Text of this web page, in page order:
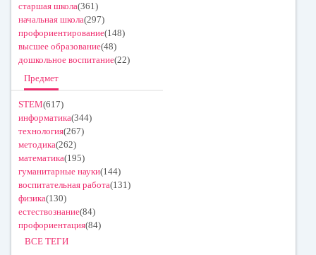
старшая школа(361)
начальная школа(297)
профориентирование(148)
высшее образование(48)
дошкольное воспитание(22)
Предмет
STEM(617)
информатика(344)
технология(267)
методика(262)
математика(195)
гуманитарные науки(144)
воспитательная работа(131)
физика(130)
естествознание(84)
профориентация(84)
ВСЕ ТЕГИ